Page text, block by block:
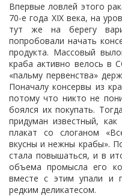
Впервые ловлей этого
70-е года XIX века, на
тут же на берегу
попробовали начать
продукта. Массовый
краба активно велось в
«пальму первенства»
Поначалу консервы из
потому что никто не
боялся их покупать.
придуман известный,
плакат со слоганом
вкусны и нежны крабы».
стала повышаться, и в
объема промысла его
вместе с этим упали и
редким деликатесом.